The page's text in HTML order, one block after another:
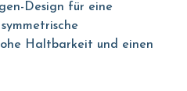
Design für eine
Haltbarkeit und einen